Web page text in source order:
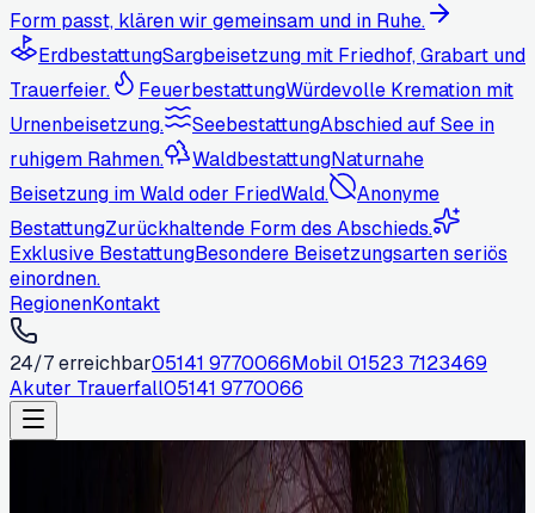
Form passt, klären wir gemeinsam und in Ruhe.
ErdbestattungSargbeisetzung mit Friedhof, Grabart und
Trauerfeier.
FeuerbestattungWürdevolle Kremation mit
Urnenbeisetzung.
SeebestattungAbschied auf See in
ruhigem Rahmen.
WaldbestattungNaturnahe
Beisetzung im Wald oder FriedWald.
Anonyme
BestattungZurückhaltende Form des Abschieds.
Exklusive BestattungBesondere Beisetzungsarten seriös
einordnen.
RegionenKontakt
24/7 erreichbar05141 9770066Mobil01523 7123469
Akuter Trauerfall05141 9770066